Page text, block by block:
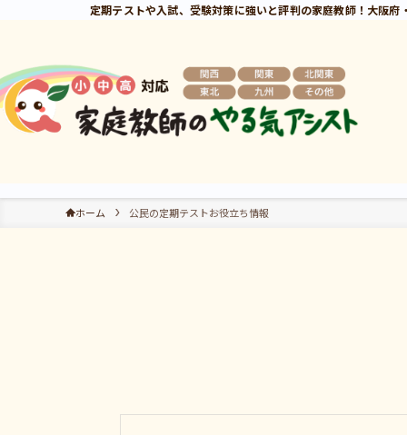
定期テストや入試、受験対策に強いと評判の家庭教師！大阪
ホーム 公民の定期テストお役立ち情報